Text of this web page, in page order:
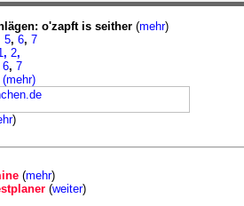
o'zapft is seither (mehr)
5, 6, 7
, 2,
6, 7
mehr)
)
(mehr)
(weiter)